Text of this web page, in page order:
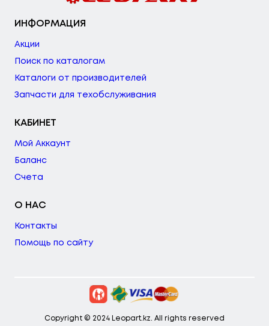
ИНФОРМАЦИЯ
Акции
Поиск по каталогам
Каталоги от производителей
Запчасти для техобслуживания
КАБИНЕТ
Мой Аккаунт
Баланс
Счета
О НАС
Контакты
Помощь по сайту
Copyright © 2024 Leopart.kz. All rights reserved